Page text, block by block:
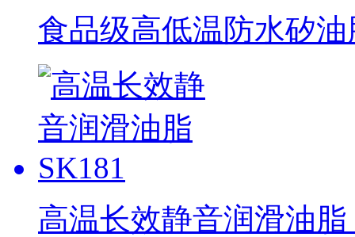
食品级高低温防水矽油
高温长效静音润滑油脂